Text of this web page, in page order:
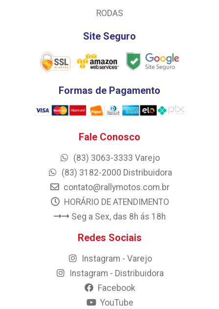
RODAS
Site Seguro
Formas de Pagamento
Fale Conosco
(83) 3063-3333 Varejo
(83) 3182-2000 Distribuidora
contato@rallymotos.com.br
HORÁRIO DE ATENDIMENTO
Seg a Sex, das 8h ás 18h
Redes Sociais
Instagram - Varejo
Instagram - Distribuidora
Facebook
YouTube